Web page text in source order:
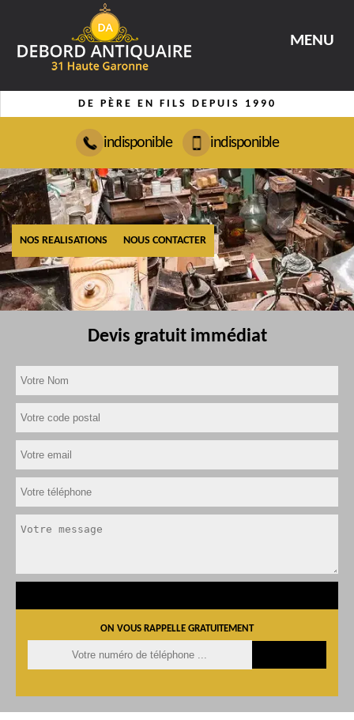
MENU
DE PÈRE EN FILS DEPUIS 1990
indisponible indisponible
NOS REALISATIONS NOUS CONTACTER
Devis gratuit immédiat
ON VOUS RAPPELLE GRATUITEMENT